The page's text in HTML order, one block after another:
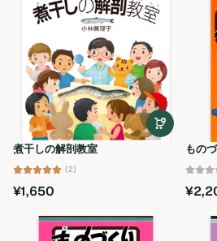
煮干しの解剖教室
(2)
¥1,650
もの